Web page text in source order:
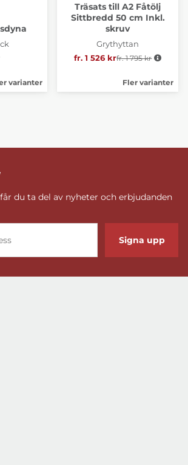
varianter
Träsats till A2 Fåtölj
Sittbredd 50 cm Inkl.
skruv
Grythyttan
fr. 1 526 krOrdinarie pris:
fr. 1 795 kr
Fler varianter
du ta del av nyheter och erbjudanden
Signa upp